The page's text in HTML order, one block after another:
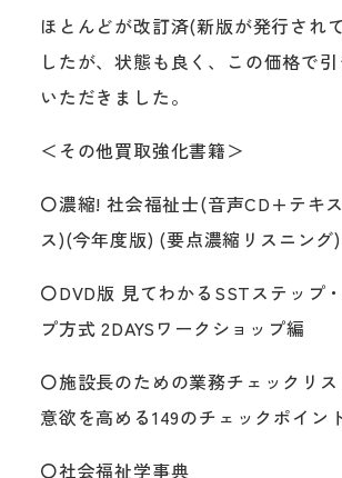
ほとんどが改訂済(新版が発行され
したが、状態も良く、この価格で
いただきました。
＜その他買取強化書籍＞
〇濃縮! 社会福祉士(音声CD+テキ
ス)(今年度版) (要点濃縮リスニング)
〇DVD版 見てわかるSSTステップ
プ方式 2DAYSワークショップ編
〇施設長のための業務チェックリ
意欲を高める149のチェックポイン
〇社会福祉学事典